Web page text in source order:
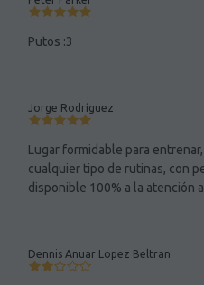
Putos :3
Jorge Rodríguez
Lugar formidable para
cualquier tipo de rutinas, con
disponible 100% a la atención
Dennis Anuar Lopez Beltran